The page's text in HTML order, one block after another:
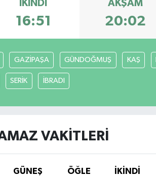
İKINDI
16:51
AKŞAM
20:02
GAZİPAŞA GÜNDOĞMUŞ KAŞ
SERİK İBRADI
VAKITLERI
GÜNEŞ ÖĞLE İKINDI